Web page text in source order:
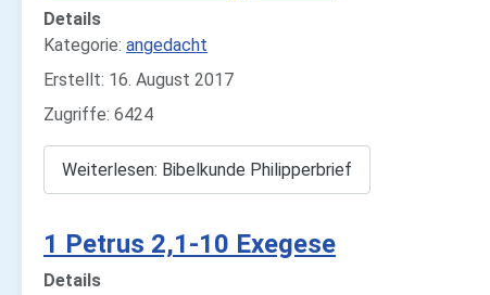
Details
Kategorie: angedacht
Erstellt: 16. August 2017
Zugriffe: 6424
Weiterlesen: Bibelkunde Philipperbrief
1 Petrus 2,1-10 Exegese
Details